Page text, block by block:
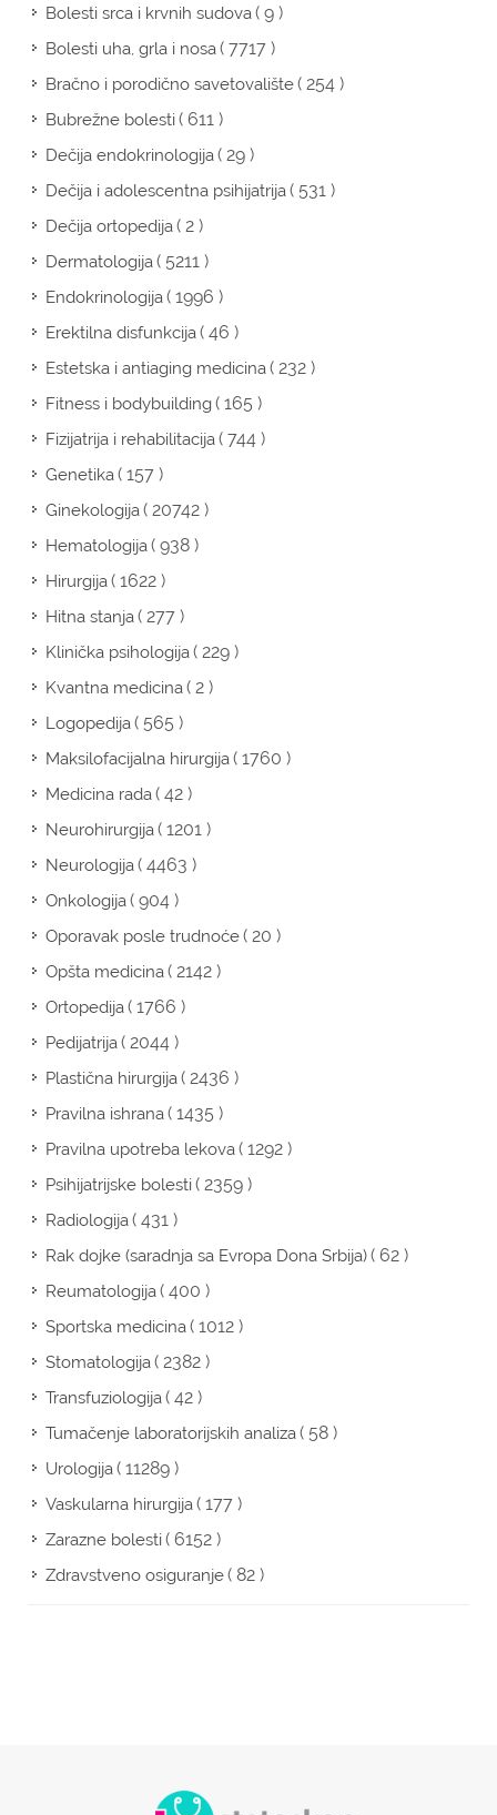
Bolesti srca i krvnih sudova( 9 )
Bolesti uha, grla i nosa( 7717 )
Bračno i porodično savetovalište( 254 )
Bubrežne bolesti( 611 )
Dečija endokrinologija( 29 )
Dečija i adolescentna psihijatrija( 531 )
Dečija ortopedija( 2 )
Dermatologija( 5211 )
Endokrinologija( 1996 )
Erektilna disfunkcija( 46 )
Estetska i antiaging medicina( 232 )
Fitness i bodybuilding( 165 )
Fizijatrija i rehabilitacija( 744 )
Genetika( 157 )
Ginekologija( 20742 )
Hematologija( 938 )
Hirurgija( 1622 )
Hitna stanja( 277 )
Klinička psihologija( 229 )
Kvantna medicina( 2 )
Logopedija( 565 )
Maksilofacijalna hirurgija( 1760 )
Medicina rada( 42 )
Neurohirurgija( 1201 )
Neurologija( 4463 )
Onkologija( 904 )
Oporavak posle trudnoće( 20 )
Opšta medicina( 2142 )
Ortopedija( 1766 )
Pedijatrija( 2044 )
Plastična hirurgija( 2436 )
Pravilna ishrana( 1435 )
Pravilna upotreba lekova( 1292 )
Psihijatrijske bolesti( 2359 )
Radiologija( 431 )
Rak dojke (saradnja sa Evropa Dona Srbija)( 62 )
Reumatologija( 400 )
Sportska medicina( 1012 )
Stomatologija( 2382 )
Transfuziologija( 42 )
Tumačenje laboratorijskih analiza( 58 )
Urologija( 11289 )
Vaskularna hirurgija( 177 )
Zarazne bolesti( 6152 )
Zdravstveno osiguranje( 82 )